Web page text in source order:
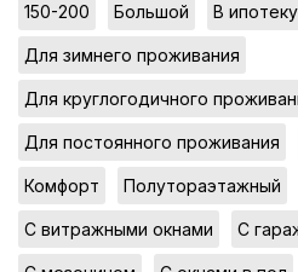
150-200 Большой В ипотеку
Для зимнего проживания
Для круглогодичного
Для постоянного проживания
Комфорт Полутораэтажный
С витражными окнами С